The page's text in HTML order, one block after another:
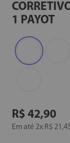
1 PAYOT
R$ 42,90
Em até 2x R$ 21 ,